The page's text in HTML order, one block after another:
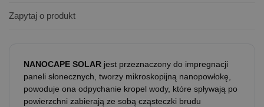
Zapytaj o produkt
NANOCAPE SOLAR jest przeznaczony do impregnacji
paneli słonecznych, tworzy mikroskopijną nanopowłokę,
powoduje ona odpychanie kropel wody, które spływają po
powierzchni zabierają ze sobą cząsteczki brudu